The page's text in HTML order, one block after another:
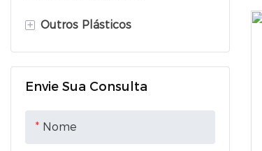
Sacola de tecido não tecido
Flexitank
Saco para forro de recipiente
+ Outros Plásticos
Filme plástico bolha
Fivela de embalagem
Fita de embalagem
Envie Sua Consulta
Nome